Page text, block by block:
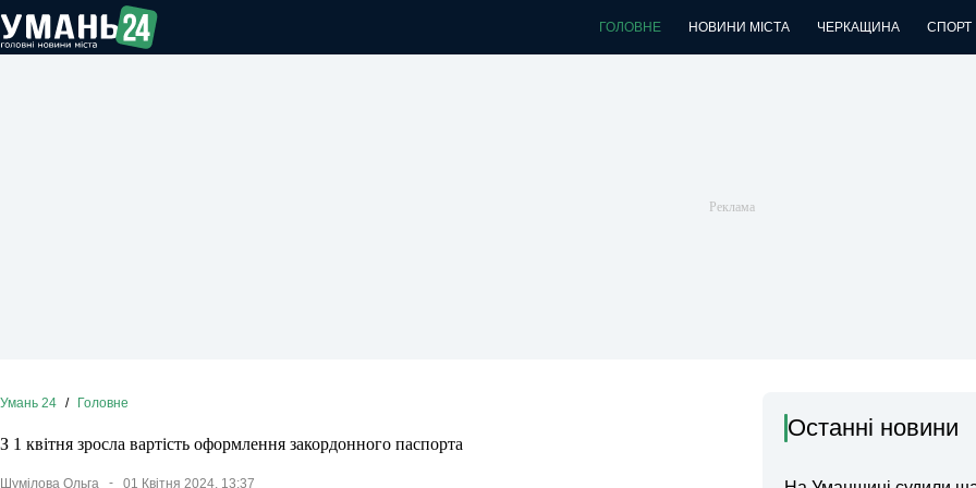
до
вмісту
ГОЛОВНЕ НОВИНИ МІСТА ЧЕРКАЩИНА СПОРТ
Умань 24 / Головне
З 1 квітня зросла вартість оформлення закордонного паспорта
Шумілова Ольга 01 Квітня 2024, 13:37
Останні новини